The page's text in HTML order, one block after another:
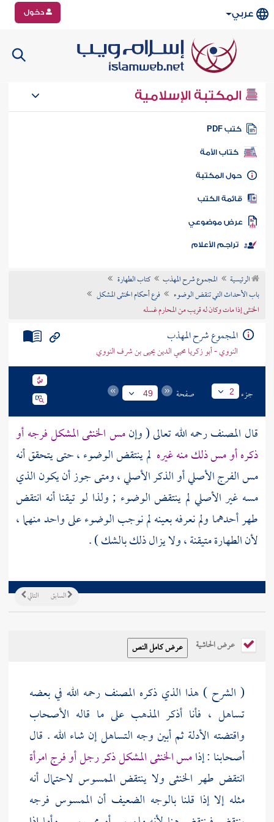
عربي دخول
المكتبة الإسلامية
كتب PDF
كتاب الأمة
المكتبة
الكتب
موضوعي
تراجم الأعلام
الرئيسية المجموع شرح المهذب
كتاب الطهارة
باب الأحداث التي تنقض الوضوء
فرع أحكام الخنثى المشكل
الخنثى إذا مات وكان له قريب من المحارم غسله
المجموع شرح المهذب
النووي - أبو زكريا محيي الدين يحيى بن شرف النووي
جزء 2 صفحة 49
قال المصنفرحمه الله تعالى ( وإنمس الخنثى المشكل فرجه أو
ذكره أو مس ذلك منه غيره لم ينتقض الوضوء ، حتى يتحقق أنه
مس الفرج الأصلي أو الذكر الأصلي ، ومتى جوز أن يكون الذي
مسه غير الأصلي لم ينتقض الوضوء ; ولذا لو تيقنا أنه انتقض
طهر أحدهما ولم نعرفه بعينه لم نوجب الوضوء على واحد منهما ،
لأن الطهارة متيقنة ، ولا يزال ذلك بالشك ) .
التالي السابق
عرض الحاشية
( الشرح ) هذا الذي ذكره المصنف رحمه الله في بعضه
تساهل ، فأنا أذكر المذهب على ما قاله الأصحاب
واقتضته الأدلة ثم أبين وجه التساهل إن شاء الله . قال
أصحابنا : إذامس الخنثى المشكل ذكر رجل أو فرج امرأة
انتقض طهر الخنثى ولا ينتقض الممسوس لاحتمال أنه
مثله إلا إذا قلنا بالوجه الضعيف أن الممسوس فرجه